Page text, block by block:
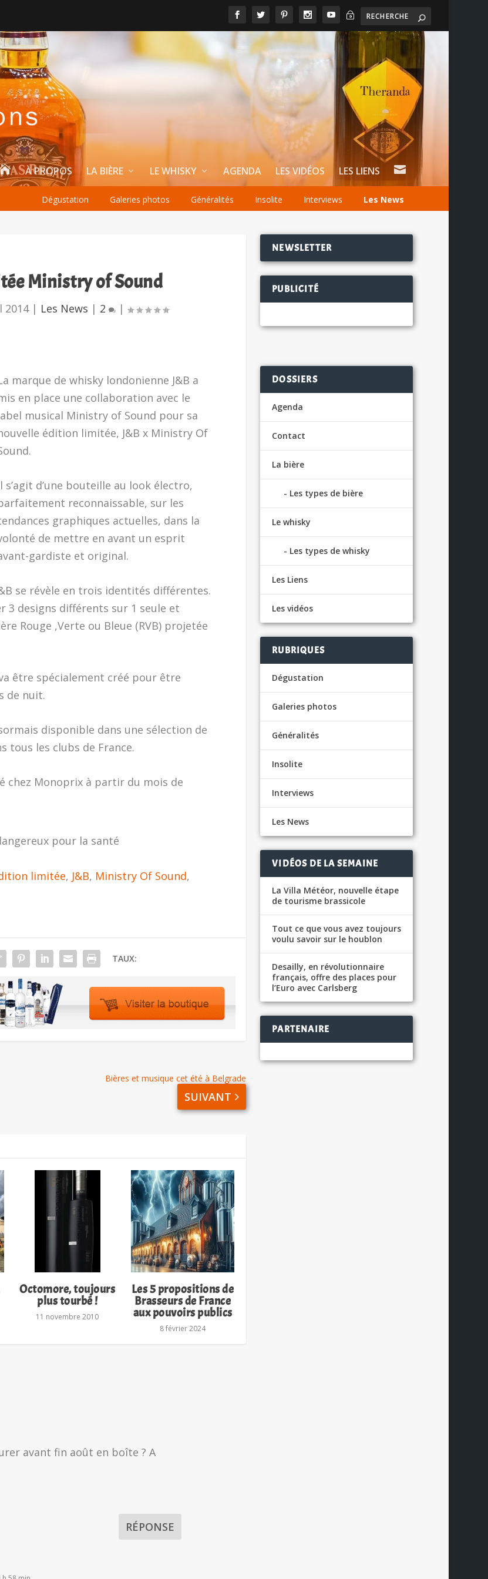
~
 À PROPOS LA BIÈRE LE WHISKY AGENDA LES VIDÉOS LES LIENS 
Dégustation Galeries photos Généralités Insolite Interviews Les News
Ministry of Sound
2014| Les News | 2 |
marque de whisky londonienne J&B a
en place une collaboration avec le
musical Ministry of Sound pour sa
édition limitée, J&B x Ministry Of
s’agit d’une bouteille au look électro,
reconnaissable, sur les
graphiques actuelles, dans la
de mettre en avant un esprit
gardiste et original.
se révèle en trois identités différentes.
3 designs différents sur 1 seule et
Rouge ,Verte ou Bleue (RVB) projetée
être spécialement créé pour être
de nuit.
disponible dans une sélection de
tous les clubs de France.
chez Monoprix à partir du mois de
pour la santé
limitée, J&B, Ministry Of Sound,
TAUX:
Bières et musique cet été à Belgrade
SUIVANT
Octomore, toujours
plus tourbé !
11 novembre 2010
Les 5 propositions de
Brasseurs de France
aux pouvoirs publics
8 février 2024
avant fin août en boîte ? A
RÉPONSE
NEWSLETTER
PUBLICITÉ
DOSSIERS
Agenda
Contact
La bière
Les types de bière
Le whisky
Les types de whisky
Les Liens
Les vidéos
RUBRIQUES
Dégustation
Galeries photos
Généralités
Insolite
Interviews
Les News
VIDÉOS DE LA SEMAINE
La Villa Météor, nouvelle étape
de tourisme brassicole
Tout ce que vous avez toujours
voulu savoir sur le houblon
Desailly, en révolutionnaire
français, offre des places pour
l’Euro avec Carlsberg
PARTENAIRE